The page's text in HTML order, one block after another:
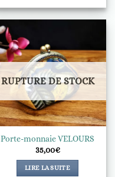
RUPTURE DE STOCK
Porte-monnaie VELOURS
35,00€
LIRE LA SUITE